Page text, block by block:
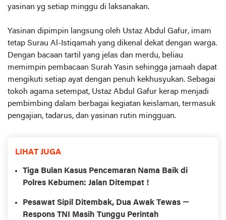
yasinan yg setiap minggu di laksanakan.
Yasinan dipimpin langsung oleh Ustaz Abdul Gafur, imam
tetap Surau Al-Istiqamah yang dikenal dekat dengan warga.
Dengan bacaan tartil yang jelas dan merdu, beliau
memimpin pembacaan Surah Yasin sehingga jamaah dapat
mengikuti setiap ayat dengan penuh kekhusyukan. Sebagai
tokoh agama setempat, Ustaz Abdul Gafur kerap menjadi
pembimbing dalam berbagai kegiatan keislaman, termasuk
pengajian, tadarus, dan yasinan rutin mingguan.
LIHAT JUGA
Tiga Bulan Kasus Pencemaran Nama Baik di
Polres Kebumen: Jalan Ditempat !
Pesawat Sipil Ditembak, Dua Awak Tewas —
Respons TNI Masih Tunggu Perintah